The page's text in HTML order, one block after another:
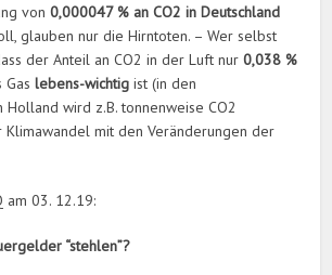
von0,000047 % an CO2 in Deutschland
glauben nur die Hirntoten. – Wer selbst
der Anteil an CO2 in der Luft nur0,038 %
Gaslebens-wichtig ist (in den
Holland wird z.B. tonnenweise CO2
mit den Veränderungen der
03. 12.19:
“stehlen”?